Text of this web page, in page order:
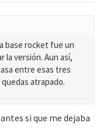
base rocket fue un
la versión. Aun así,
entre esas tres
atrapado.
si que me dejaba